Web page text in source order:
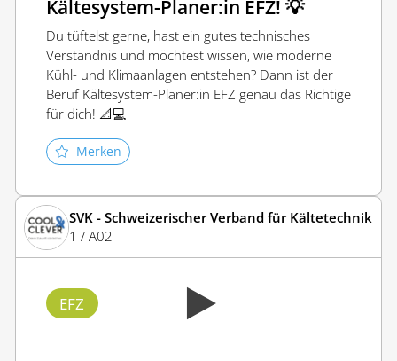
Kältesystem-Planer:in EFZ! 💡
Du tüftelst gerne, hast ein gutes technisches
Verständnis und möchtest wissen, wie moderne
Kühl- und Klimaanlagen entstehen? Dann ist der
Beruf Kältesystem-Planer:in EFZ genau das Richtige
für dich! 📐💻
Merken
SVK - Schweizerischer Verband für Kältetechnik
1 / A02
EFZ